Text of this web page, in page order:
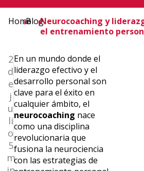
HomeBlogNeurocoaching y
el entrenamiento
2
d
e
j
u
li
o
5
m
En un mundo donde el
liderazgo efectivo y el
desarrollo personal son
clave para el éxito en
cualquier ámbito, el
neurocoaching nace
como una disciplina
revolucionaria que
fusiona la neurociencia
con las estrategias de